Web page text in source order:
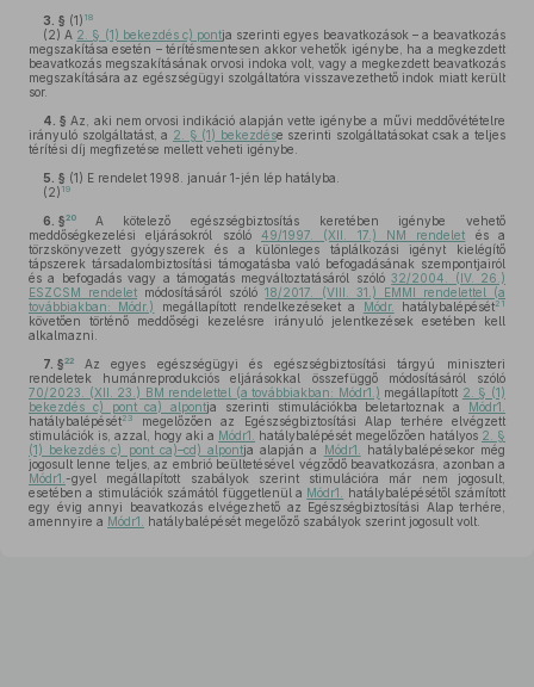
3. § (1) 18
(2) A 2. § (1) bekezdés c) pontja szerinti egyes beavatkozások – a beavatkozás
megszakítása esetén – térítésmentesen akkor vehetők igénybe, ha a megkezdett
beavatkozás megszakításának orvosi indoka volt, vagy a megkezdett beavatkozás
megszakítására az egészségügyi szolgáltatóra visszavezethető indok miatt került
sor.
4. § Az, aki nem orvosi indikáció alapján vette igénybe a művi meddővétételre
irányuló szolgáltatást, a 2. § (1) bekezdése szerinti szolgáltatásokat csak a teljes
térítési díj megfizetése mellett veheti igénybe.
5. § (1) E rendelet 1998. január 1-jén lép hatályba.
(2) 19
6. §20
A kötelező egészségbiztosítás keretében igénybe vehető
meddőségkezelési eljárásokról szóló 49/1997. (XII. 17.) NM rendelet és a
törzskönyvezett gyógyszerek és a különleges táplálkozási igényt kielégítő
tápszerek társadalombiztosítási támogatásba való befogadásának szempontjairól
és a befogadás vagy a támogatás megváltoztatásáról szóló32/2004. (IV. 26.)
ESZCSM rendelet módosításáról szóló18/2017. (VIII. 31.) EMMI rendelettel (a
továbbiakban: Módr.)
megállapított rendelkezéseket a Módr. hatálybalépését21
követően történő meddőségi kezelésre irányuló jelentkezések esetében kell
alkalmazni.
7. §22
Az egyes egészségügyi és egészségbiztosítási tárgyú miniszteri
rendeletek humánreprodukciós eljárásokkal összefüggő módosításáról szóló
70/2023. (XII. 23.) BM rendelettel (a továbbiakban: Módr1.) megállapított 2. § (1)
bekezdés c) pont ca) alpontja szerinti stimulációkba beletartoznak a Módr1.
hatálybalépését23
megelőzően az Egészségbiztosítási Alap terhére elvégzett
stimulációk is, azzal, hogy aki a Módr1. hatálybalépését megelőzően hatályos 2. §
(1) bekezdés c) pont ca)–cd) alpontja alapján a Módr1.
hatálybalépésekor még
jogosult lenne teljes, az embrió beültetésével végződő beavatkozásra, azonban a
Módr1. -gyel megállapított szabályok szerint stimulációra már nem jogosult,
esetében a stimulációk számától függetlenül a Módr1.
hatálybalépésétől számított
egy évig annyi beavatkozás elvégezhető az Egészségbiztosítási Alap terhére,
amennyire a Módr1. hatálybalépését megelőző szabályok szerint jogosult volt.